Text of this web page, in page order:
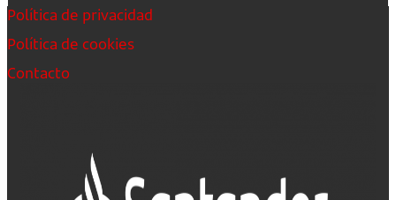
Política de privacidad
Política de cookies
Contacto